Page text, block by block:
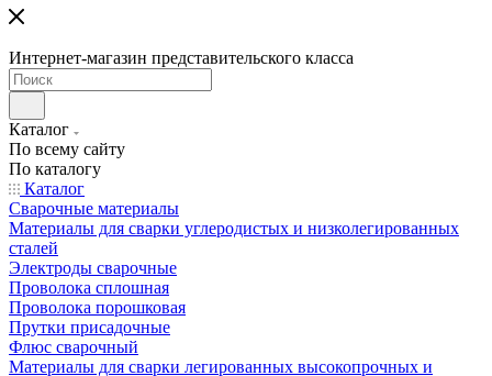
Интернет-магазин представительского класса
Каталог
По всему сайту
По каталогу
Каталог
Сварочные материалы
Материалы для сварки углеродистых и низколегированных
сталей
Электроды сварочные
Проволока сплошная
Проволока порошковая
Прутки присадочные
Флюс сварочный
Материалы для сварки легированных высокопрочных и